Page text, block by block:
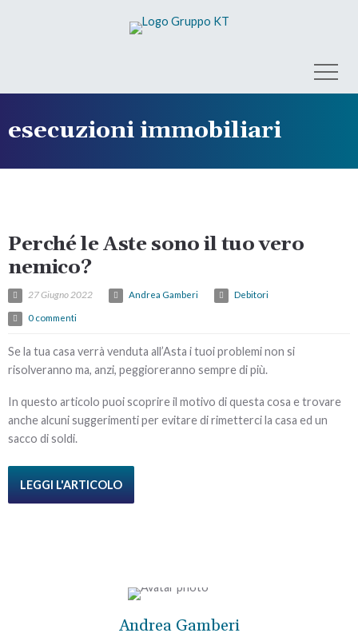
esecuzioni immobiliari
Perché le Aste sono il tuo vero
nemico?
27 Giugno 2022 Andrea Gamberi Debitori
0 commenti
Se la tua casa verrà venduta all’Asta i tuoi problemi non si
risolveranno ma, anzi, peggioreranno sempre di più.
In questo articolo puoi scoprire il motivo di questa cosa e trovare
anche alcuni suggerimenti per evitare di rimetterci la casa ed un
sacco di soldi.
LEGGI L'ARTICOLO
Andrea Gamberi